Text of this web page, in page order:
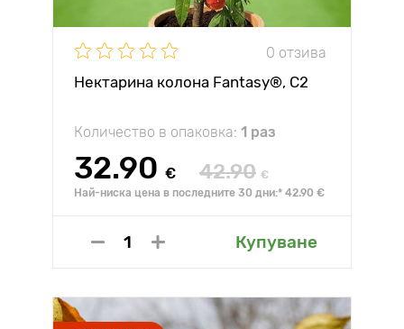
0 отзива
Нектарина колона Fantasy®, C2
Количество в опаковка: 1 раз
32.90 € 42.90 €
Най-ниска цена в последните 30 дни:* 42.90 €
Купуване